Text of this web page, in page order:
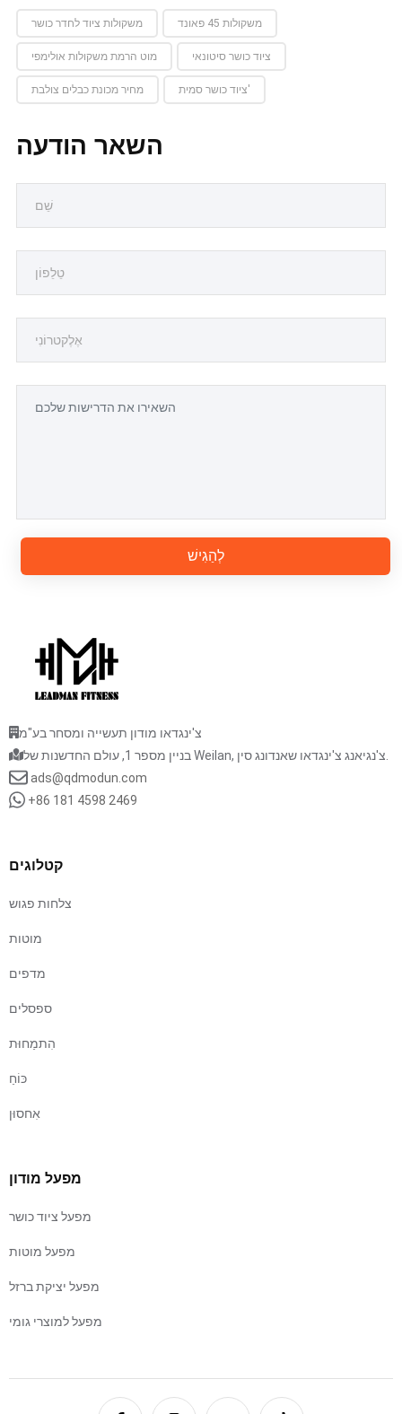
משקולות ציוד לחדר כושר משקולות 45 פאונד
מוט הרמת משקולות אולימפי ציוד כושר סיטונאי
מחיר מכונת כבלים צולבת ציוד כושר סמית'
השאר הודעה
לְהַגִישׁ
צ'ינגדאו מודון תעשייה ומסחר בע"מ
ads@qdmodun.com
+86 181 4598 2469
קטלוגים
צלחות פגוש
מוטות
מדפים
ספסלים
הִתמַחוּת
כּוֹחַ
אִחסוּן
מפעל מודון
מפעל ציוד כושר
מפעל מוטות
מפעל יציקת ברזל
מפעל למוצרי גומי